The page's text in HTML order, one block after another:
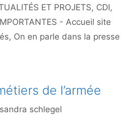
ET PROJETS, CDI,
- Accueil site
, On en parle dans la presse
de l’armée
sandra schlegel